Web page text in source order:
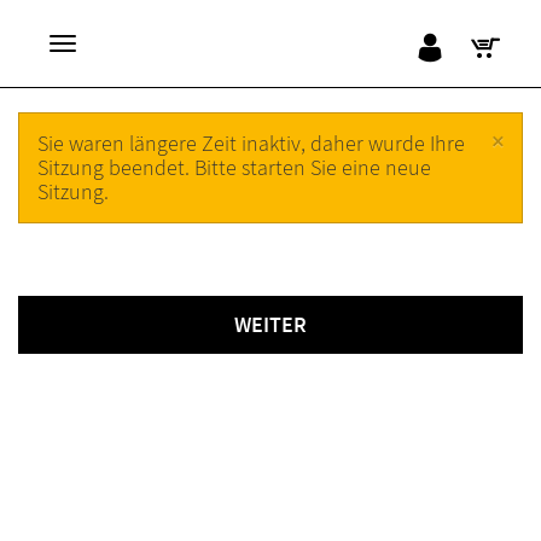
×
Sie waren längere Zeit inaktiv, daher wurde Ihre
Sitzung beendet. Bitte starten Sie eine neue
Sitzung.
WEITER